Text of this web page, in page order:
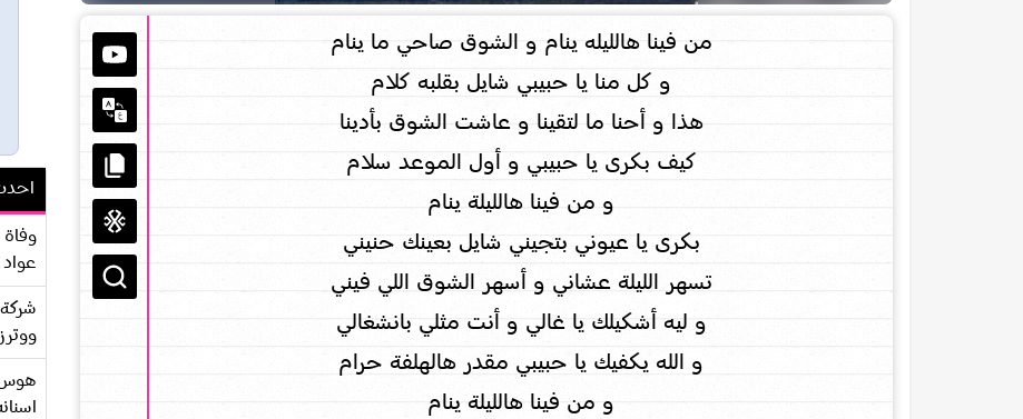
من فينا هالليله ينام و الشوق صاحي ما ينام
و كل منا يا حبيبي شايل بقلبه كلام
هذا و أحنا ما لتقينا و عاشت الشوق بأدينا
كيف بكرى يا حبيبي و أول الموعد سلام
و من فينا هالليلة ينام
بكرى يا عيوني بتجيني شايل بعينك حنيني
تسهر الليلة عشاني و أسهر الشوق اللي فيني
و ليه أشكيلك يا غالي و أنت مثلي بانشغالي
و الله يكفيك يا حبيبي مقدر هالهلفة حرام
و من فينا هالليلة ينام
وفاة
هوس